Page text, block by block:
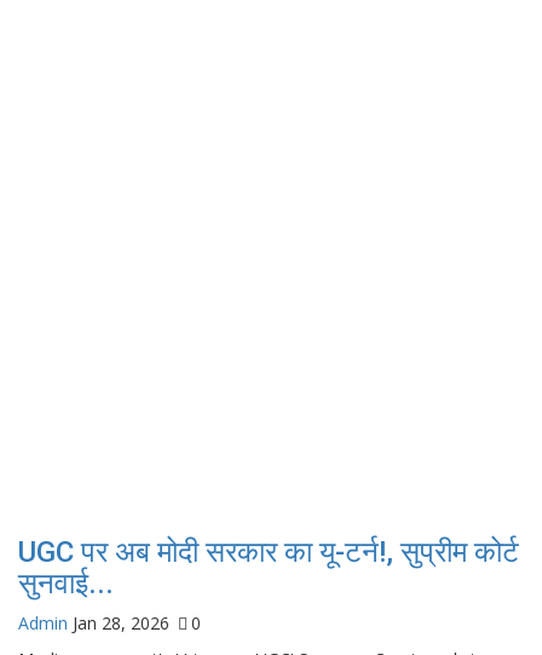
UGC पर अब मोदी सरकार का यू-टर्न!, सुप्रीम कोर्ट
सुनवाई...
Admin Jan 28, 2026
0